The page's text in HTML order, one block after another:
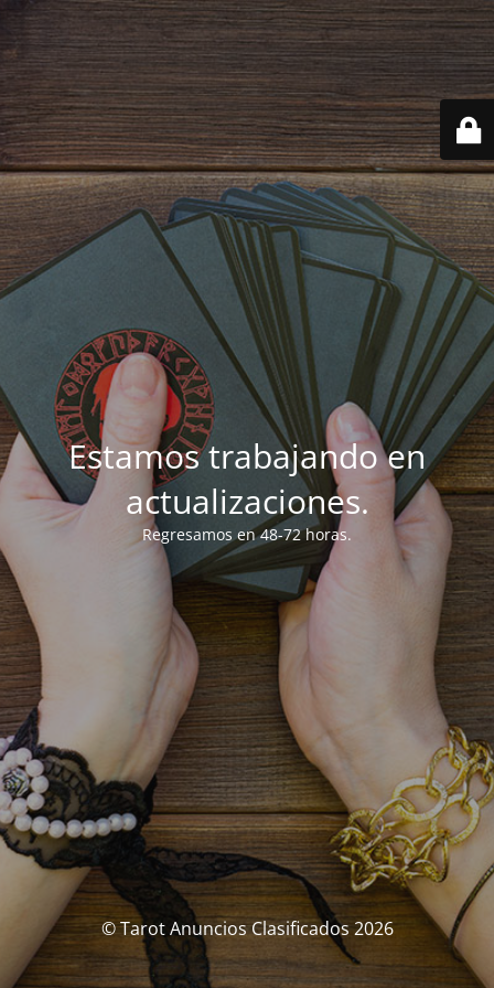
Estamos trabajando en
actualizaciones.
Regresamos en 48-72 horas.
© Tarot Anuncios Clasificados 2026